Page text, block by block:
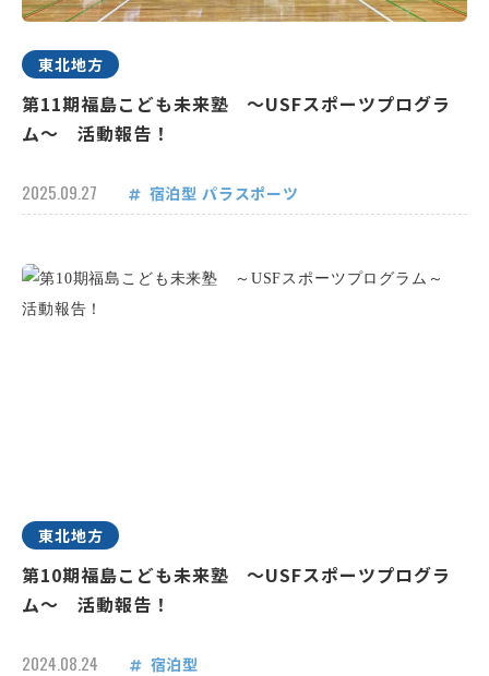
東北地方
第11期福島こども未来塾 ～USFスポーツプログラ
ム～ 活動報告！
2025.09.27 宿泊型 パラスポーツ
東北地方
第10期福島こども未来塾 ～USFスポーツプログラ
ム～ 活動報告！
2024.08.24 宿泊型